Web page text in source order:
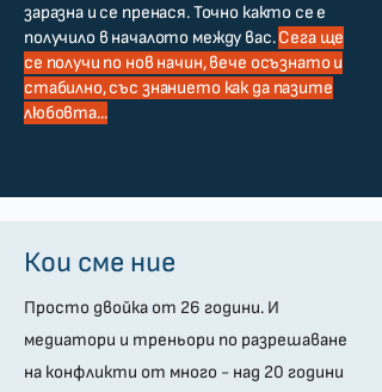
заразна и се пренася. Точно както се е
получило в началото между вас.Сега ще
се получи по нов начин, вече осъзнато и
стабилно, със знанието как да пазите
любовта...
Кои сме ние
Просто двойка от 26 години. И
медиатори и треньори по разрешаване
на конфликти от много - над 20 години